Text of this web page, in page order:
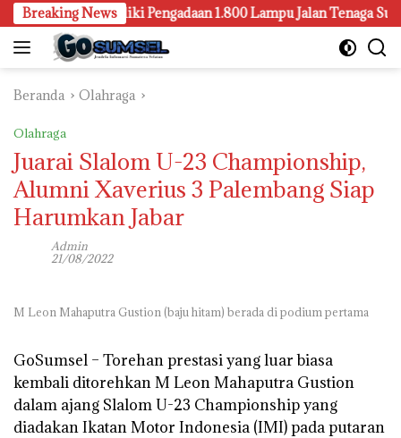
Langsung
ke
konten
Breaking News
Juga Selidiki Pengadaan 1.800 Lampu Jalan Tenaga Surya
Beranda Olahraga
Olahraga
Juarai Slalom U-23 Championship,
Alumni Xaverius 3 Palembang Siap
Harumkan Jabar
Admin
21/08/2022
M Leon Mahaputra Gustion (baju hitam) berada di podium pertama
GoSumsel – Torehan prestasi yang luar biasa
kembali ditorehkan M Leon Mahaputra Gustion
dalam ajang Slalom U-23 Championship yang
diadakan Ikatan Motor Indonesia (IMI) pada putaran